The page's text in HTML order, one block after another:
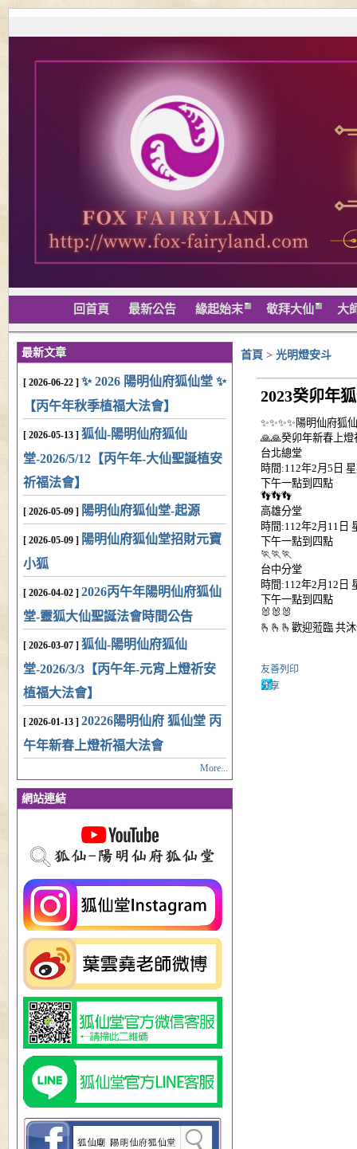
回首頁 最新公告 緣起始末 敬拜大仙 大
最新文章
[ 2026-06-22 ] ✨ 2026 陽明仙府狐仙堂 ✨
【丙午年秋季植福大法會】
[ 2026-05-13 ] 狐仙-陽明仙府狐仙
堂-2026/5/12【丙午年-大仙聖誕植安
祈福法會】
[ 2026-05-09 ] 陽明仙府狐仙堂-起源
[ 2026-05-09 ] 陽明仙府狐仙堂招財元寶
小狐
[ 2026-04-02 ] 2026丙午年陽明仙府狐仙
堂-靈狐大仙聖誕法會時間公告
[ 2026-03-07 ] 狐仙-陽明仙府狐仙
堂-2026/3/3【丙午年-元宵上燈祈安
植福大法會】
[ 2026-01-13 ] 20226陽明仙府 狐仙堂 丙
午年新春上燈祈福大法會
More...
網站連結
首頁 > 光明燈安斗
2023癸卯年
✨✨✨✨陽明仙府狐
🙏🙏癸卯年新春上
台北總堂
時間:112年2月5日
下午一點到四點
👣👣👣
高雄分堂
時間:112年2月11日
下午一點到四點
🏃🏃🏃
台中分堂
時間:112年2月12日
下午一點到四點
🐰🐰🐰
🫰🫰🫰歡迎蒞臨 共
友善列印
分享